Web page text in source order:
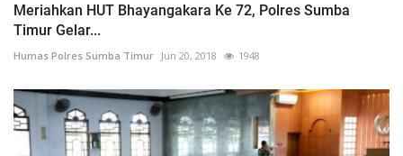
Meriahkan HUT Bhayangakara Ke 72, Polres Sumba
Timur Gelar...
Humas Polres Sumba Timur Jun 20, 2018 1948